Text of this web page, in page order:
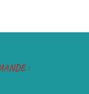
: